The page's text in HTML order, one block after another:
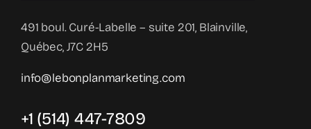
491 boul. Curé-Labelle – suite 201, Blainville,
Québec, J7C 2H5
info@lebonplanmarketing.com
+1 (514) 447-7809